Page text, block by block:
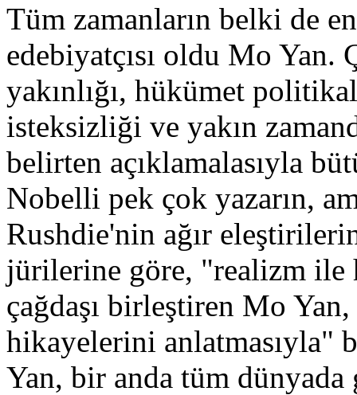
Tüm zamanların belki de
edebiyatçısı oldu Mo
yakınlığı, hükümet
isteksizliği ve yakın
belirten açıklamalasıyla
Nobelli pek çok yazarın,
Rushdie'nin ağır
jürilerine göre, "realizm ile
çağdaşı birleştiren Mo
hikayelerini anlatmasıyla"
Yan, bir anda tüm dünyada